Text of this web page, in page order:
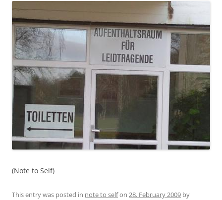
(Note to Self)
This entry was posted in note to selfon 28. February 2009 by